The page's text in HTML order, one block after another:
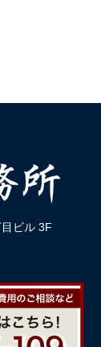
ビル 3F